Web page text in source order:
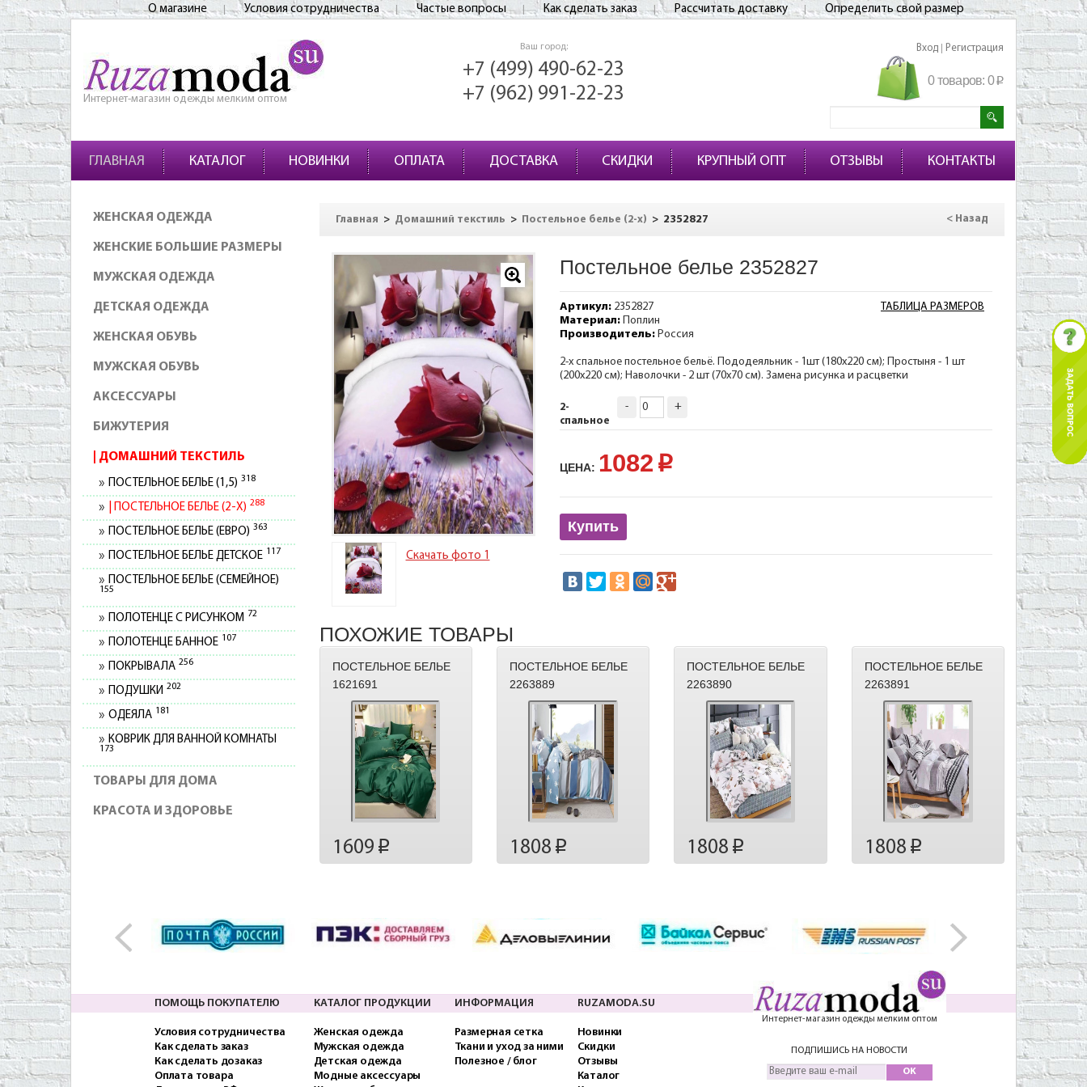
О магазине Условия сотрудничества Частые вопросы Как сделать заказ Рассчитать доставку Определить свой размер
Интернет-магазин одежды мелким оптом
Ваш город:
+7 (499) 490-62-23
+7 (962) 991-22-23
Вход Регистрация
0 товаров: 0p
ГЛАВНАЯ КАТАЛОГ НОВИНКИ ОПЛАТА ДОСТАВКА СКИДКИ КРУПНЫЙ ОПТ ОТЗЫВЫ КОНТАКТЫ
ЖЕНСКАЯ ОДЕЖДА
ЖЕНСКИЕ БОЛЬШИЕ РАЗМЕРЫ
МУЖСКАЯ ОДЕЖДА
ДЕТСКАЯ ОДЕЖДА
ЖЕНСКАЯ ОБУВЬ
МУЖСКАЯ ОБУВЬ
АКСЕССУАРЫ
БИЖУТЕРИЯ
ДОМАШНИЙ ТЕКСТИЛЬ
ПОСТЕЛЬНОЕ БЕЛЬЕ (1,5) 318
ПОСТЕЛЬНОЕ БЕЛЬЕ (2-Х) 288
ПОСТЕЛЬНОЕ БЕЛЬЕ (ЕВРО) 363
ПОСТЕЛЬНОЕ БЕЛЬЕ ДЕТСКОЕ 117
ПОСТЕЛЬНОЕ БЕЛЬЕ (СЕМЕЙНОЕ)
155
ПОЛОТЕНЦЕ С РИСУНКОМ 72
ПОЛОТЕНЦЕ БАННОЕ 107
ПОКРЫВАЛА 256
ПОДУШКИ 202
ОДЕЯЛА 181
КОВРИК ДЛЯ ВАННОЙ КОМНАТЫ
173
ТОВАРЫ ДЛЯ ДОМА
КРАСОТА И ЗДОРОВЬЕ
Главная > Домашний текстиль > Постельное белье (2-х) > 2352827 < Назад
Скачать фото 1
Постельное белье 2352827
ТАБЛИЦА РАЗМЕРОВ
Артикул:2352827
Материал:Поплин
Производитель:Россия
2-х спальное постельное бельё. Пододеяльник - 1шт (180х220 см); Простыня - 1 шт
(200х220 см); Наволочки - 2 шт (70х70 см). Замена рисунка и расцветки
2-
спальное
- +
ЦЕНА: 1082 p
Купить
ПОХОЖИЕ ТОВАРЫ
ПОСТЕЛЬНОЕ БЕЛЬЕ
1621691
1609 p
ПОСТЕЛЬНОЕ БЕЛЬЕ
2263889
1808 p
ПОСТЕЛЬНОЕ БЕЛЬЕ
2263890
1808 p
ПОСТЕЛЬНОЕ БЕЛЬЕ
2263891
1808 p
ПОМОЩЬ ПОКУПАТЕЛЮ
Условия сотрудничества
Как сделать заказ
Как сделать дозаказ
Оплата товара
КАТАЛОГ ПРОДУКЦИИ
Женская одежда
Мужская одежда
Детская одежда
Модные аксессуары
ИНФОРМАЦИЯ
Размерная сетка
Ткани и уход за ними
Полезное / блог
RUZAMODA.SU
Новинки
Скидки
Отзывы
Каталог
Интернет-магазин одежды мелким оптом
ПОДПИШИСЬ НА НОВОСТИ
OK